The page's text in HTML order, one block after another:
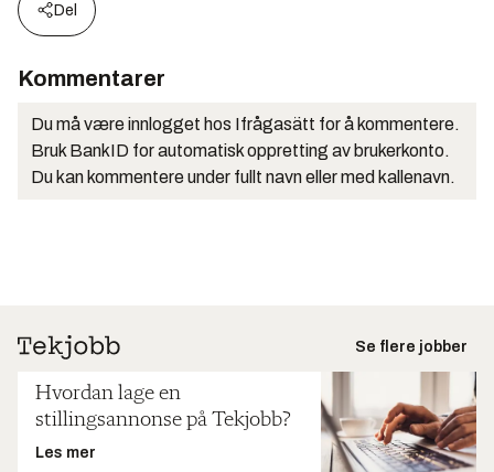
Del
Kommentarer
Du må være innlogget hos Ifrågasätt for å kommentere.
Bruk BankID for automatisk oppretting av brukerkonto.
Du kan kommentere under fullt navn eller med kallenavn.
Se flere jobber
Hvordan lage en
stillingsannonse på Tekjobb?
Les mer